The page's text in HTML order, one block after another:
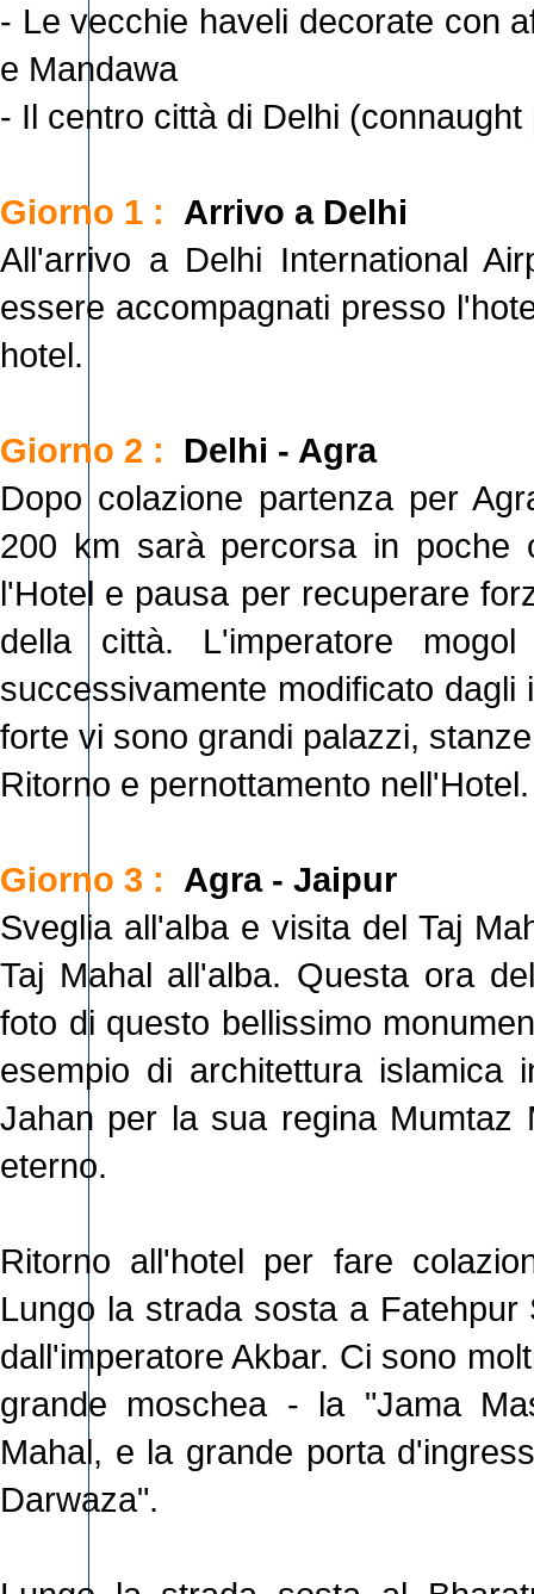
- Le vecchie haveli decorate con
e Mandawa
- Il centro città di Delhi
Giorno 1 :
Arrivo a Delhi
All'arrivo a Delhi International
essere accompagnati presso
hotel.
Giorno 2 :
Delhi - Agra
Dopo colazione partenza per
200 km sarà percorsa in poche
l'Hotel e pausa per recuperare
della città. L'imperatore
successivamente modificato
forte vi sono grandi palazzi,
Ritorno e pernottamento nell'Hotel.
Giorno 3 :
Agra - Jaipur
Sveglia all'alba e visita del Taj
Taj Mahal all'alba. Questa ora
foto di questo bellissimo
esempio di architettura islamica
Jahan per la sua regina Mumtaz
eterno.
Ritorno all'hotel per fare
Lungo la strada sosta a
dall'imperatore Akbar. Ci sono
grande moschea - la "Jama
Mahal, e la grande porta
Darwaza".